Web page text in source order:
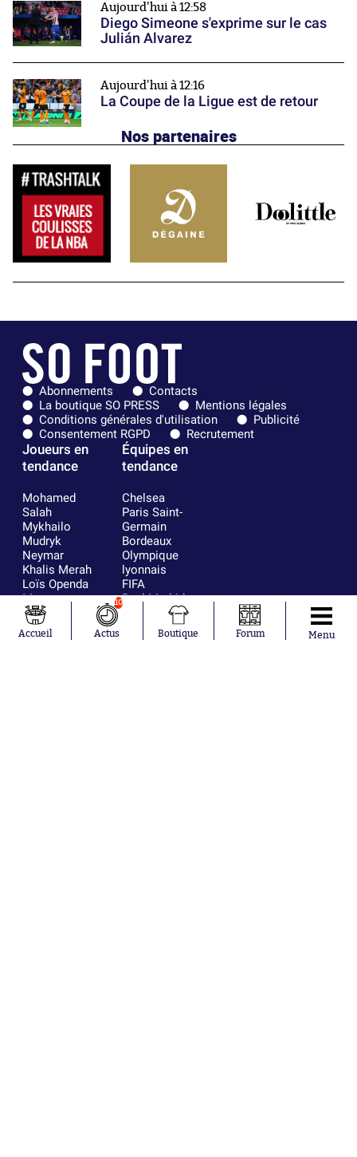
Aujourd'hui à 12:58
Diego Simeone s'exprime sur le cas
Julián Alvarez
Aujourd'hui à 12:16
La Coupe de la Ligue est de retour
Nos partenaires
Abonnements
Contacts
La boutique SO PRESS
Mentions légales
Conditions générales d'utilisation
Publicité
Consentement RGPD
Recrutement
Joueurs en
tendance
Mohamed
Salah
Mykhailo
Mudryk
Neymar
Khalis Merah
Loïs Openda
Moussa
Niakhaté
Nicolás
Tagliafico
Équipes en
tendance
Chelsea
Paris Saint-
Germain
Bordeaux
Olympique
lyonnais
FIFA
Real Madrid
RC Strasbourg
AC Milan
France
Accueil
10
Actus Boutique Forum Menu